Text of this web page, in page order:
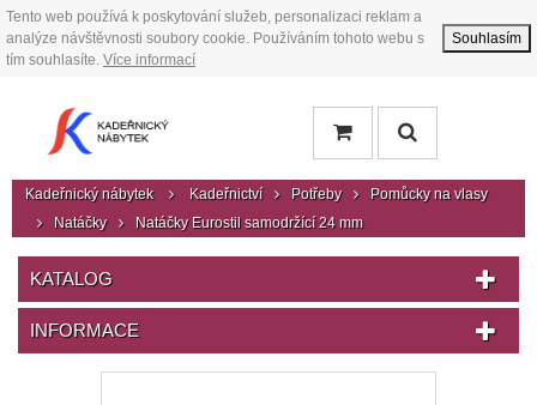
Tento web používá k poskytování služeb, personalizaci reklam a
analýze návštěvnosti soubory cookie. Používáním tohoto webu s
tím souhlasíte. Více informací
Souhlasím
Kadeřnický nábytek Kadeřnictví Potřeby
Pomůcky na vlasy
Natáčky
Natáčky Eurostil samodržící 24 mm
KATALOG
INFORMACE